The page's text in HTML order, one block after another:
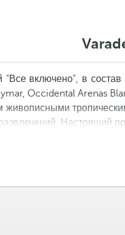
включено", в
Occidental Arenas
Настоящий